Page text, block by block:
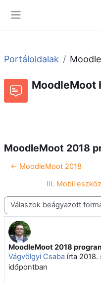
Portáloldalak
MoodleMoot
MoodleMoot 2018
← MoodleMoot 2018
III. Mobil
Megjelenítési mód
MoodleMoot 2018
Vágvölgyi Csaba írta 2018.
időpontban
Válaszok szám: 0